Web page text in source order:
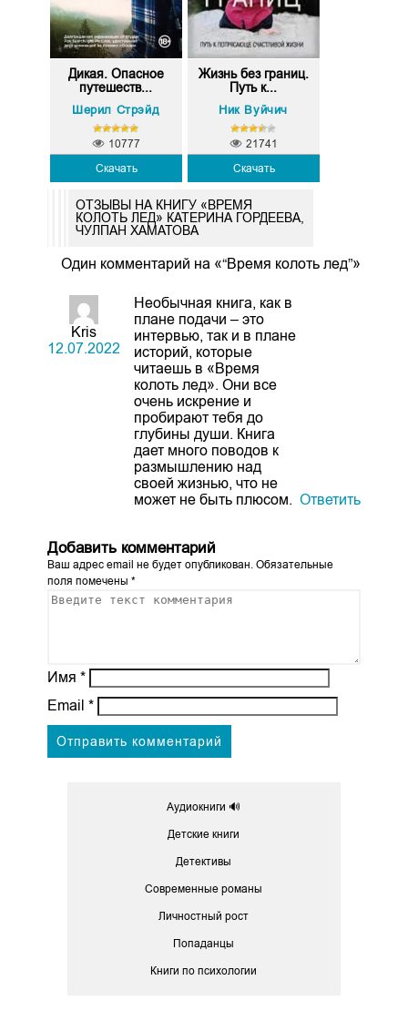
Дикая. Опасное
путешеств...
Шерил Стрэйд
Скачать
10777
Жизнь без границ.
Путь к...
Ник Вуйчич
Скачать
21741
ОТЗЫВЫ НА КНИГУ «ВРЕМЯ
КОЛОТЬ ЛЕД» КАТЕРИНА ГОРДЕЕВА,
ЧУЛПАН ХАМАТОВА
Один комментарий на «“Время колоть лед”»
Kris
12.07.2022
Необычная книга, как в
плане подачи – это
интервью, так и в плане
историй, которые
читаешь в «Время
колоть лед». Они все
очень искрение и
пробирают тебя до
глубины души. Книга
дает много поводов к
размышлению над
своей жизнью, что не
может не быть плюсом. Ответить
Добавить комментарий
Ваш адрес email не будет опубликован.Обязательные
поля помечены *
Имя *
Email *
Аудиокниги 🔊
Детские книги
Детективы
Современные романы
Личностный рост
Попаданцы
Книги по психологии